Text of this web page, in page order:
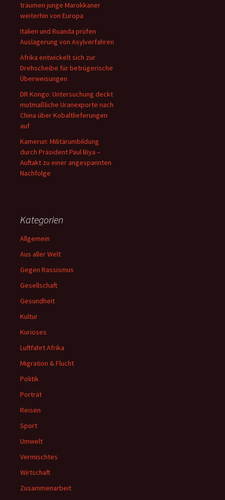
träumen junge Marokkaner
weiterhin von Europa
Italien und Ruanda prüfen
Auslagerung von Asylverfahren
Afrika entwickelt sich zur
Drehscheibe für betrügerische
Überweisungen
DR Kongo: Untersuchung deckt
mutmaßliche Uranexporte nach
China über Kobaltlieferungen
auf
Kamerun: Militärumbildung
durch Präsident Paul Biya –
Auftakt zu einer angespannten
Nachfolge
Kategorien
Allgemein
Aus aller Welt
Gegen Rassismus
Gesellschaft
Gesundheit
Kultur
Kurioses
Luftfahrt Afrika
Migration & Flucht
Politik
Porträt
Reisen
Sport
Umwelt
Vermischtes
Wirtschaft
Zusammenarbeit